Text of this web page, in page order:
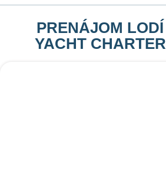
PRENÁJOM LODÍ
YACHT CHARTER